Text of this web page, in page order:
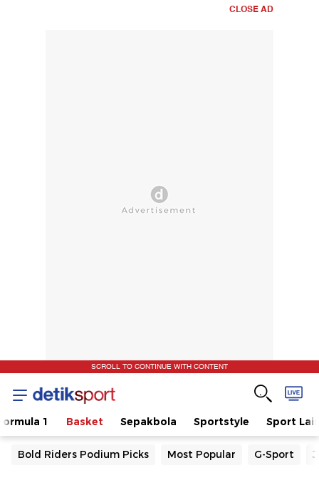
CLOSE AD
SCROLL TO CONTINUE WITH CONTENT
1 Basket Sepakbola Sportstyle Sport
Bold Riders Podium Picks Most Popular G-Sport